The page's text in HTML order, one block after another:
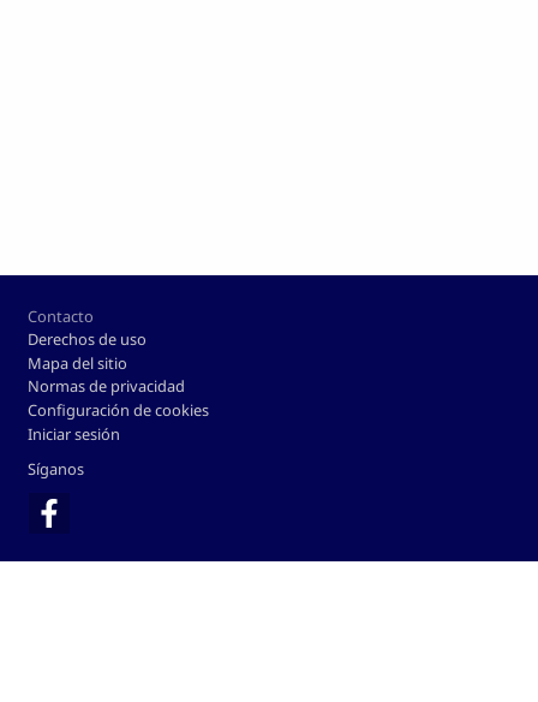
Footer
Contacto
Derechos de uso
Mapa del sitio
Normas de privacidad
Configuración de cookies
Iniciar sesión
Síganos